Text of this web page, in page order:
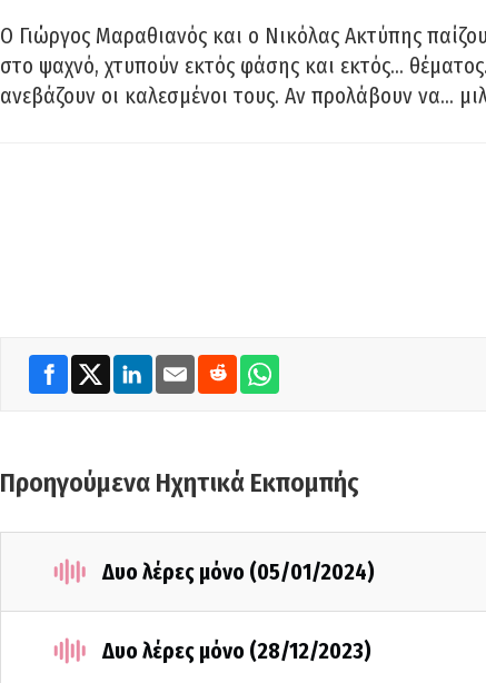
Ο Γιώργος Μαραθιανός και ο Νικόλας Ακτύπης
στο ψαχνό, χτυπούν εκτός φάσης και εκτός…
ανεβάζουν οι καλεσμένοι τους. Αν προλάβουν να…
Προηγούμενα Ηχητικά Εκπομπής
Δυο λέρες μόνο (05/01/2024)
Δυο λέρες μόνο (28/12/2023)